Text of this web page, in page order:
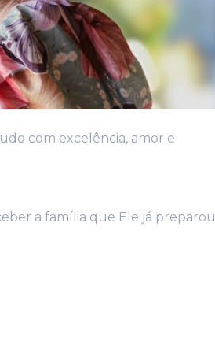
com excelência, amor e
a família que Ele já preparou